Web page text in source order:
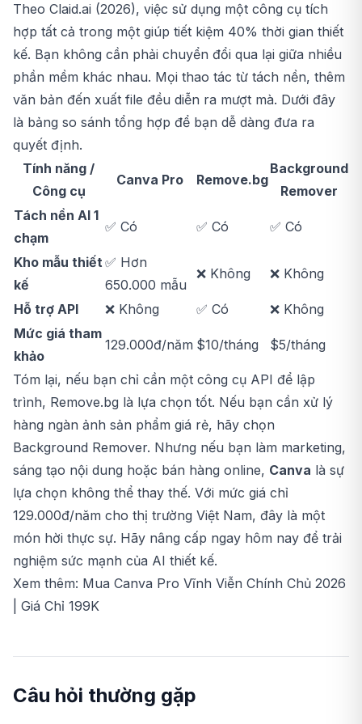
Theo Claid.ai (2026), việc sử dụng một công cụ tích
hợp tất cả trong một giúp tiết kiệm 40% thời gian thiết
kế. Bạn không cần phải chuyển đổi qua lại giữa nhiều
phần mềm khác nhau. Mọi thao tác từ tách nền, thêm
văn bản đến xuất file đều diễn ra mượt mà. Dưới đây
là bảng so sánh tổng hợp để bạn dễ dàng đưa ra
quyết định.
Tính năng /
Công cụ
Canva Pro Remove.bg
Background
Remover
Tách nền AI 1
chạm
✅ Có ✅ Có ✅ Có
Kho mẫu thiết
kế
✅ Hơn
650.000 mẫu
❌ Không ❌ Không
Hỗ trợ API ❌ Không ✅ Có
❌ Không
Mức giá tham
khảo
129.000đ/năm $10/tháng $5/tháng
Tóm lại, nếu bạn chỉ cần một công cụ API để lập
trình, Remove.bg là lựa chọn tốt. Nếu bạn cần xử lý
hàng ngàn ảnh sản phẩm giá rẻ, hãy chọn
Background Remover. Nhưng nếu bạn làm marketing,
sáng tạo nội dung hoặc bán hàng online, Canva là sự
lựa chọn không thể thay thế. Với mức giá chỉ
129.000đ/năm cho thị trường Việt Nam, đây là một
món hời thực sự. Hãy nâng cấp ngay hôm nay để trải
nghiệm sức mạnh của AI thiết kế.
Xem thêm: Mua Canva Pro Vĩnh Viễn Chính Chủ 2026
| Giá Chỉ 199K
Câu hỏi thường gặp